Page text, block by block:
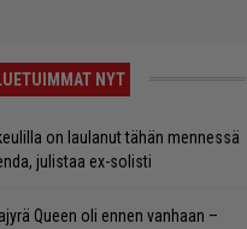
NYT
on laulanut tähän mennessä
julistaa ex-solisti
Queen oli ennen vanhaan –